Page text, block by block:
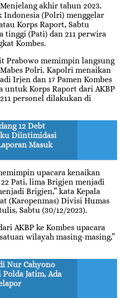
akhir tahun 2023,
Indonesia (Polri) menggelar
Korps Raport, Sabtu
tinggi (Pati) dan 211 perwira
Kombes.
Prabowo memimpin langsung
Polri. Kapolri menaikan
Irjen dan 17 Pamen Kombes
untuk Korps Raport dari AKBP
personel dilakukan di
12 Debt
Diintimidasi
Masuk
upacara kenaikan
Pati, lima Brigjen menjadi
Brigjen,” kata Kepala
(Karopenmas) Divisi Humas
Sabtu (30/12/2023).
AKBP ke Kombes upacara
wilayah masing-masing,”
Nur Cahyono
Jatim, Ada